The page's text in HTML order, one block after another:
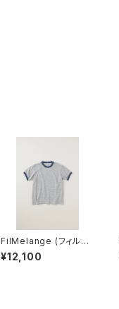
FilMelange (フィルメ
ランジェ) EMMA / エマ
VINTAGE TENJIKU
¥12,100